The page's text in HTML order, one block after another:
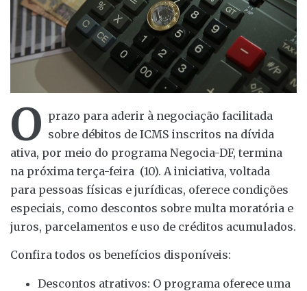
O prazo para aderir à negociação facilitada
sobre débitos de ICMS inscritos na dívida
ativa, por meio do programa Negocia-DF, termina
na próxima terça-feira (10). A iniciativa, voltada
para pessoas físicas e jurídicas, oferece condições
especiais, como descontos sobre multa moratória e
juros, parcelamentos e uso de créditos acumulados.
Confira todos os benefícios disponíveis:
Descontos atrativos: O programa oferece uma